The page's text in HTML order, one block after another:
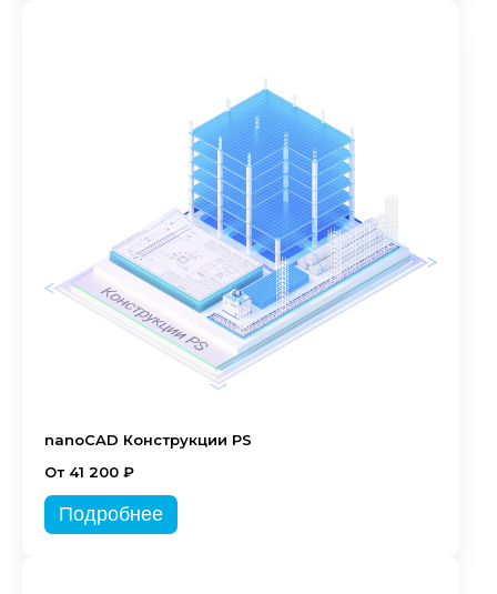
nanoCAD Конструкции PS
От 41 200 ₽
Подробнее